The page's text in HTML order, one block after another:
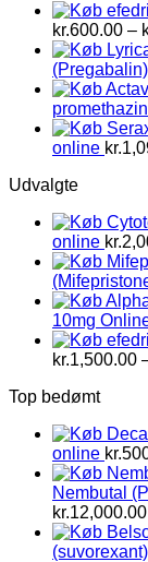
kr.600.00 –
online kr.
Udvalgte
online kr.
10mg
kr.1,500.00
Top bedømt
online kr.
Nembutal
kr.12,000.00